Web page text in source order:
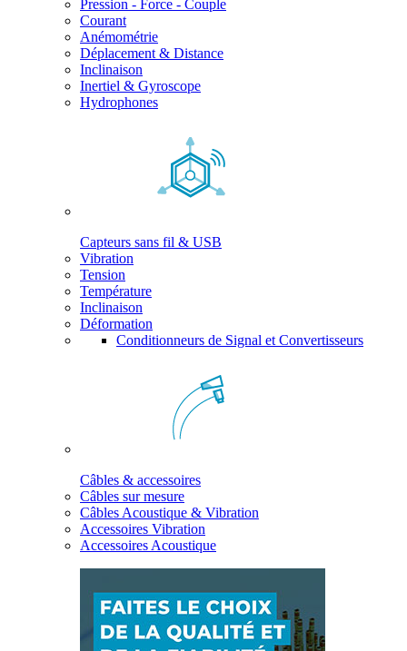
Pression - Force - Couple
Courant
Anémométrie
Déplacement & Distance
Inclinaison
Inertiel & Gyroscope
Hydrophones
Capteurs sans fil & USB
Vibration
Tension
Température
Inclinaison
Déformation
Conditionneurs de Signal et Convertisseurs
Câbles & accessoires
Câbles sur mesure
Câbles Acoustique & Vibration
Accessoires Vibration
Accessoires Acoustique